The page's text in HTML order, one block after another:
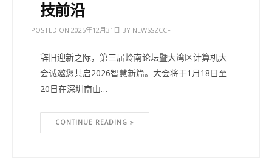
技前沿
POSTED ON 2025年12月31日 BY NEWSSZCCF
辞旧迎新之际，第三届岭南论坛暨大湾区计算机大
会诚邀您共启2026智慧新篇。大会将于1月18日至
20日在深圳南山…
CONTINUE READING